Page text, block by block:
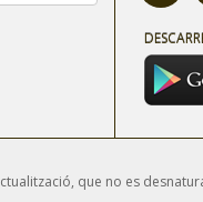
que no es